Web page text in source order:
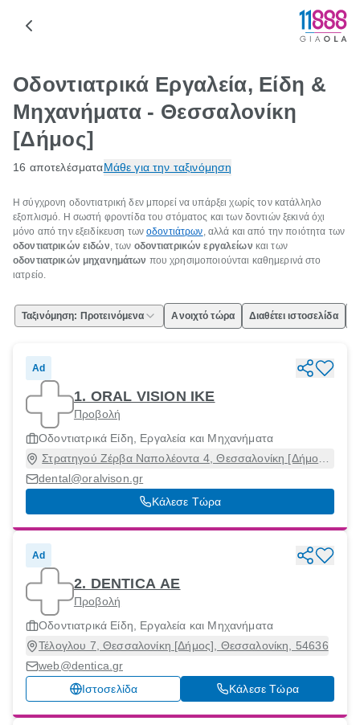
Οδοντιατρικά Εργαλεία, Είδη &
Μηχανήματα - Θεσσαλονίκη
[Δήμος]
16 αποτελέσματαΜάθε για την ταξινόμηση
Η σύγχρονη οδοντιατρική δεν μπορεί να υπάρξει χωρίς τον κατάλληλο
εξοπλισμό. Η σωστή φροντίδα του στόματος και των δοντιών ξεκινά όχι
μόνο από την εξειδίκευση τωνοδοντιάτρων, αλλά και από την ποιότητα των
οδοντιατρικών ειδών, των οδοντιατρικών εργαλείων και των
οδοντιατρικών μηχανημάτων που χρησιμοποιούνται καθημερινά στο
ιατρείο.
Ταξινόμηση: Προτεινόμενα Ανοιχτό τώρα Διαθέτει ιστοσελίδα
Ad
1. ORAL VISION ΙΚΕ
Προβολή
Οδοντιατρικά Είδη, Εργαλεία και Μηχανήματα
Στρατηγού Ζέρβα Ναπολέοντα 4, Θεσσαλονίκη [Δήμος],
Θεσσαλονίκη, 54640
dental@oralvison.gr
Κάλεσε Τώρα
Ad
2. DENTICA ΑΕ
Προβολή
Οδοντιατρικά Είδη, Εργαλεία και Μηχανήματα
Τέλογλου 7, Θεσσαλονίκη [Δήμος], Θεσσαλονίκη, 54636
web@dentica.gr
Ιστοσελίδα
Κάλεσε Τώρα